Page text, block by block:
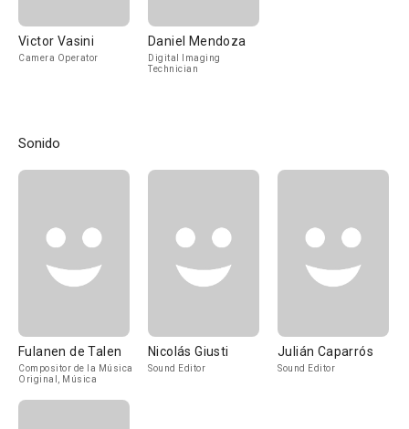
Victor Vasini
Camera Operator
Daniel Mendoza
Digital Imaging
Technician
Sonido
Fulanen de Talen
Compositor de la Música
Original, Música
Nicolás Giusti
Sound Editor
Julián Caparrós
Sound Editor